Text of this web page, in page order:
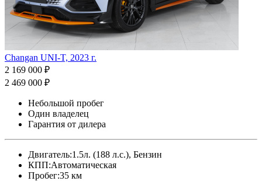
Changan UNI-T, 2023 г.
2 169 000 ₽
2 469 000 ₽
Небольшой пробег
Один владелец
Гарантия от дилера
Двигатель:1.5л. (188 л.с.), Бензин
КПП:Автоматическая
Пробег:35 км